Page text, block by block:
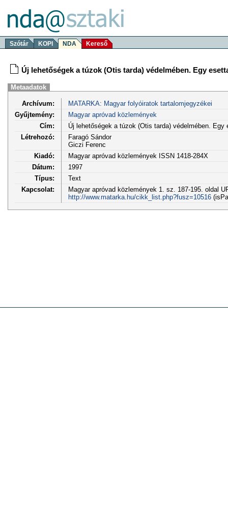
Szótár KOPI NDA Kereső
Új lehetőségek a túzok (Otis tarda) védelmében. Egy
Metaadatok
Archívum:
MATARKA: Magyar folyóiratok tartalomjegyzékei
Gyűjtemény:
Magyar apróvad közlemények
Cím:
Új lehetőségek a túzok (Otis tarda) védelmében.
Létrehozó:
Faragó Sándor
Giczi Ferenc
Kiadó:
Magyar apróvad közlemények ISSN 1418-284X
Dátum:
1997
Típus:
Text
Kapcsolat:
Magyar apróvad közlemények 1. sz. 187-195. oldal
http://www.matarka.hu/cikk_list.php?fusz=10516